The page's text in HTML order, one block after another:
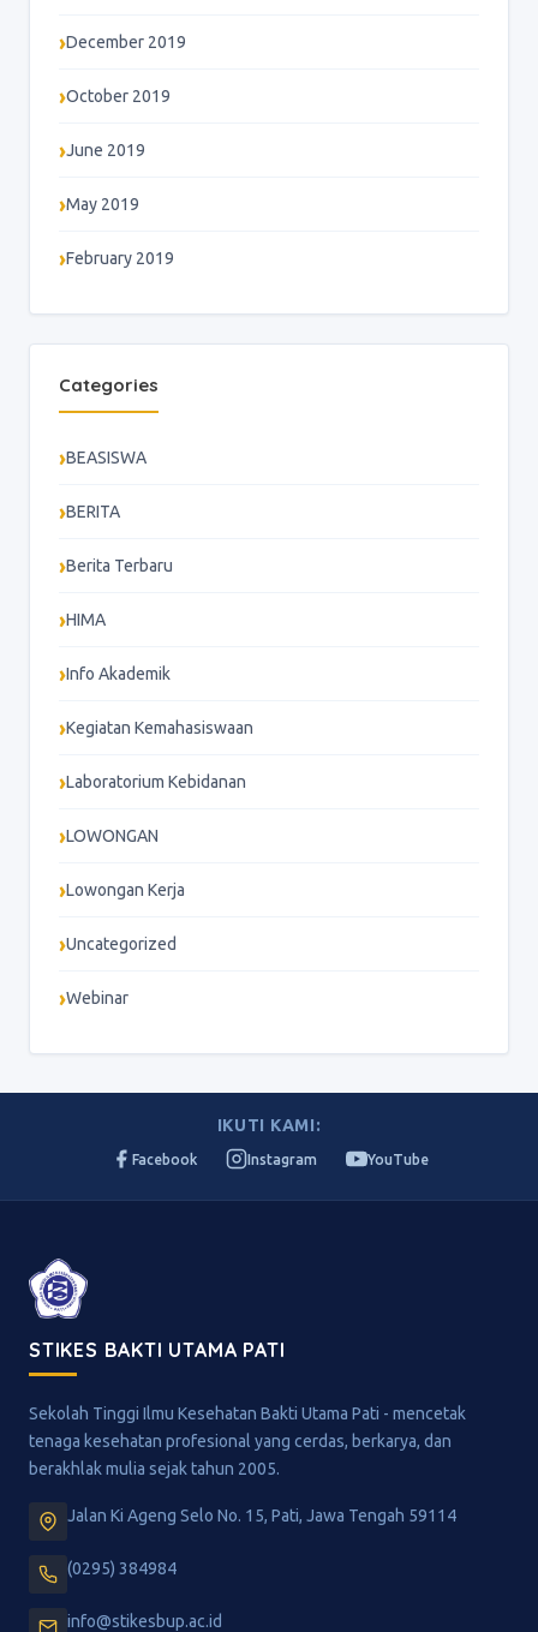
December 2019
October 2019
June 2019
May 2019
February 2019
Categories
BEASISWA
BERITA
Berita Terbaru
HIMA
Info Akademik
Kegiatan Kemahasiswaan
Laboratorium Kebidanan
LOWONGAN
Lowongan Kerja
Uncategorized
Webinar
IKUTI KAMI:
Facebook Instagram YouTube
STIKES BAKTI UTAMA PATI
Sekolah Tinggi Ilmu Kesehatan Bakti Utama Pati - mencetak
tenaga kesehatan profesional yang cerdas, berkarya, dan
berakhlak mulia sejak tahun 2005.
Jalan Ki Ageng Selo No. 15, Pati, Jawa Tengah 59114
(0295) 384984
info@stikesbup.ac.id